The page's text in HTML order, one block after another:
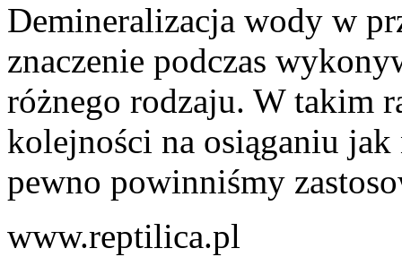
Demineralizacja wody w
znaczenie podczas
różnego rodzaju. W takim
kolejności na osiąganiu
pewno powinniśmy
www.reptilica.pl